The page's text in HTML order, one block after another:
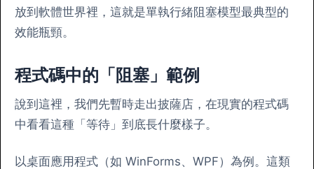
放到軟體世界裡，這就是單執行緒阻塞模型最典型的
效能瓶頸。
程式碼中的「阻塞」範例
說到這裡，我們先暫時走出披薩店，在現實的程式碼
中看看這種「等待」到底長什麼樣子。
以桌面應用程式（如 WinForms、WPF）為例。這類